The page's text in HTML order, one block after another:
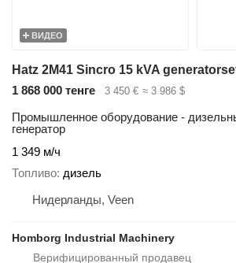
ВИДЕО
Hatz 2M41 Sincro 15 kVA
1 868 000 тенге
3 450 € ≈ 3 986 $
Промышленное оборудование -
генератор
1 349 м/ч
Топливо дизель
Нидерланды, Veen
Homborg Industrial Machinery